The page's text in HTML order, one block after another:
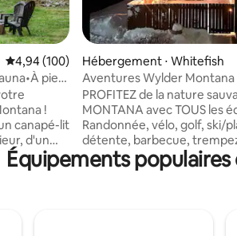
Évaluation moyenne sur la base de 100
4,94 (100)
pied
!
canapé-lit
d'un
cornhole,
bain
Hébergement ⋅ Whitefish
Aventures Wylder Montana
PROFITEZ de la nature
MONTANA avec TOUS les
Randonnée, vélo, golf, ski/
détente, barbecue,
propre jacuzzi ! Quartier
quelques MINUTES du
Équipements